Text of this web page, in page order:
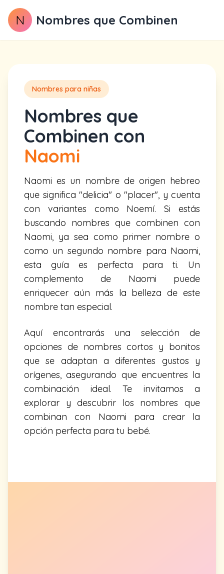
N Nombres que Combinen
Nombres para niñas
Nombres que
Combinen con
Naomi
Naomi es un nombre de origen hebreo
que significa "delicia" o "placer", y cuenta
con variantes como Noemí. Si estás
buscando nombres que combinen con
Naomi, ya sea como primer nombre o
como un segundo nombre para Naomi,
esta guía es perfecta para ti. Un
complemento de Naomi puede
enriquecer aún más la belleza de este
nombre tan especial.
Aquí encontrarás una selección de
opciones de nombres cortos y bonitos
que se adaptan a diferentes gustos y
orígenes, asegurando que encuentres la
combinación ideal. Te invitamos a
explorar y descubrir los nombres que
combinan con Naomi para crear la
opción perfecta para tu bebé.